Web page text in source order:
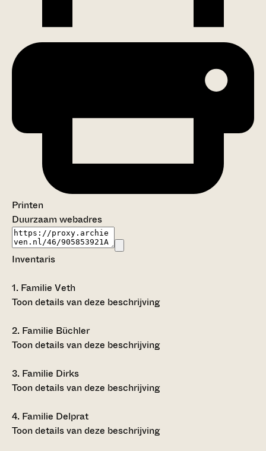
Printen
Duurzaam webadres
Inventaris
1. Familie Veth
Toon details van deze beschrijving
2. Familie Büchler
Toon details van deze beschrijving
3. Familie Dirks
Toon details van deze beschrijving
4. Familie Delprat
Toon details van deze beschrijving